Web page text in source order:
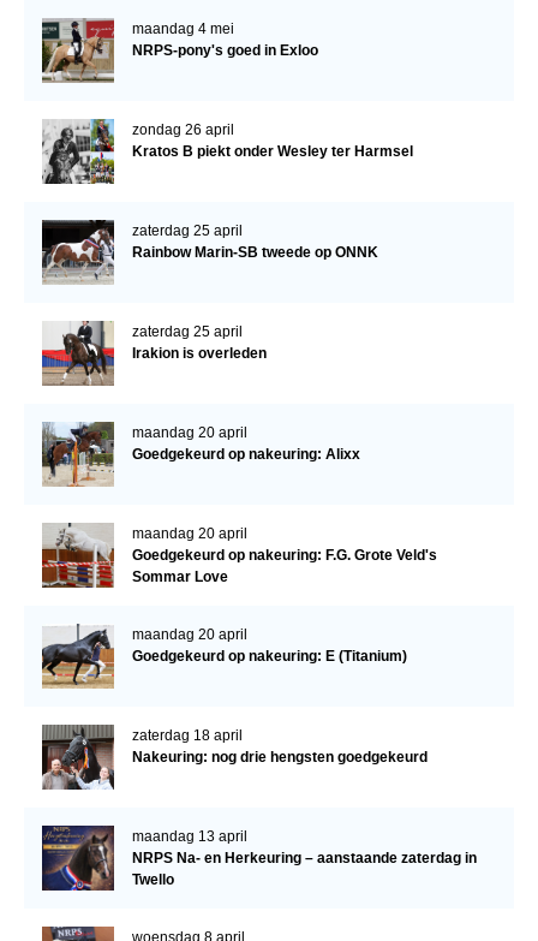
KALENDER
Evenementen
ACCOUNT AANMAKEN
maandag 4 mei
NRPS-pony's goed in Exloo
zondag 26 april
Kratos B piekt onder Wesley ter Harmsel
zaterdag 25 april
Rainbow Marin-SB tweede op ONNK
zaterdag 25 april
Irakion is overleden
maandag 20 april
Goedgekeurd op nakeuring: Alixx
maandag 20 april
Goedgekeurd op nakeuring: F.G. Grote Veld's
Sommar Love
maandag 20 april
Goedgekeurd op nakeuring: E (Titanium)
zaterdag 18 april
Nakeuring: nog drie hengsten goedgekeurd
maandag 13 april
NRPS Na- en Herkeuring – aanstaande zaterdag in
Twello
woensdag 8 april